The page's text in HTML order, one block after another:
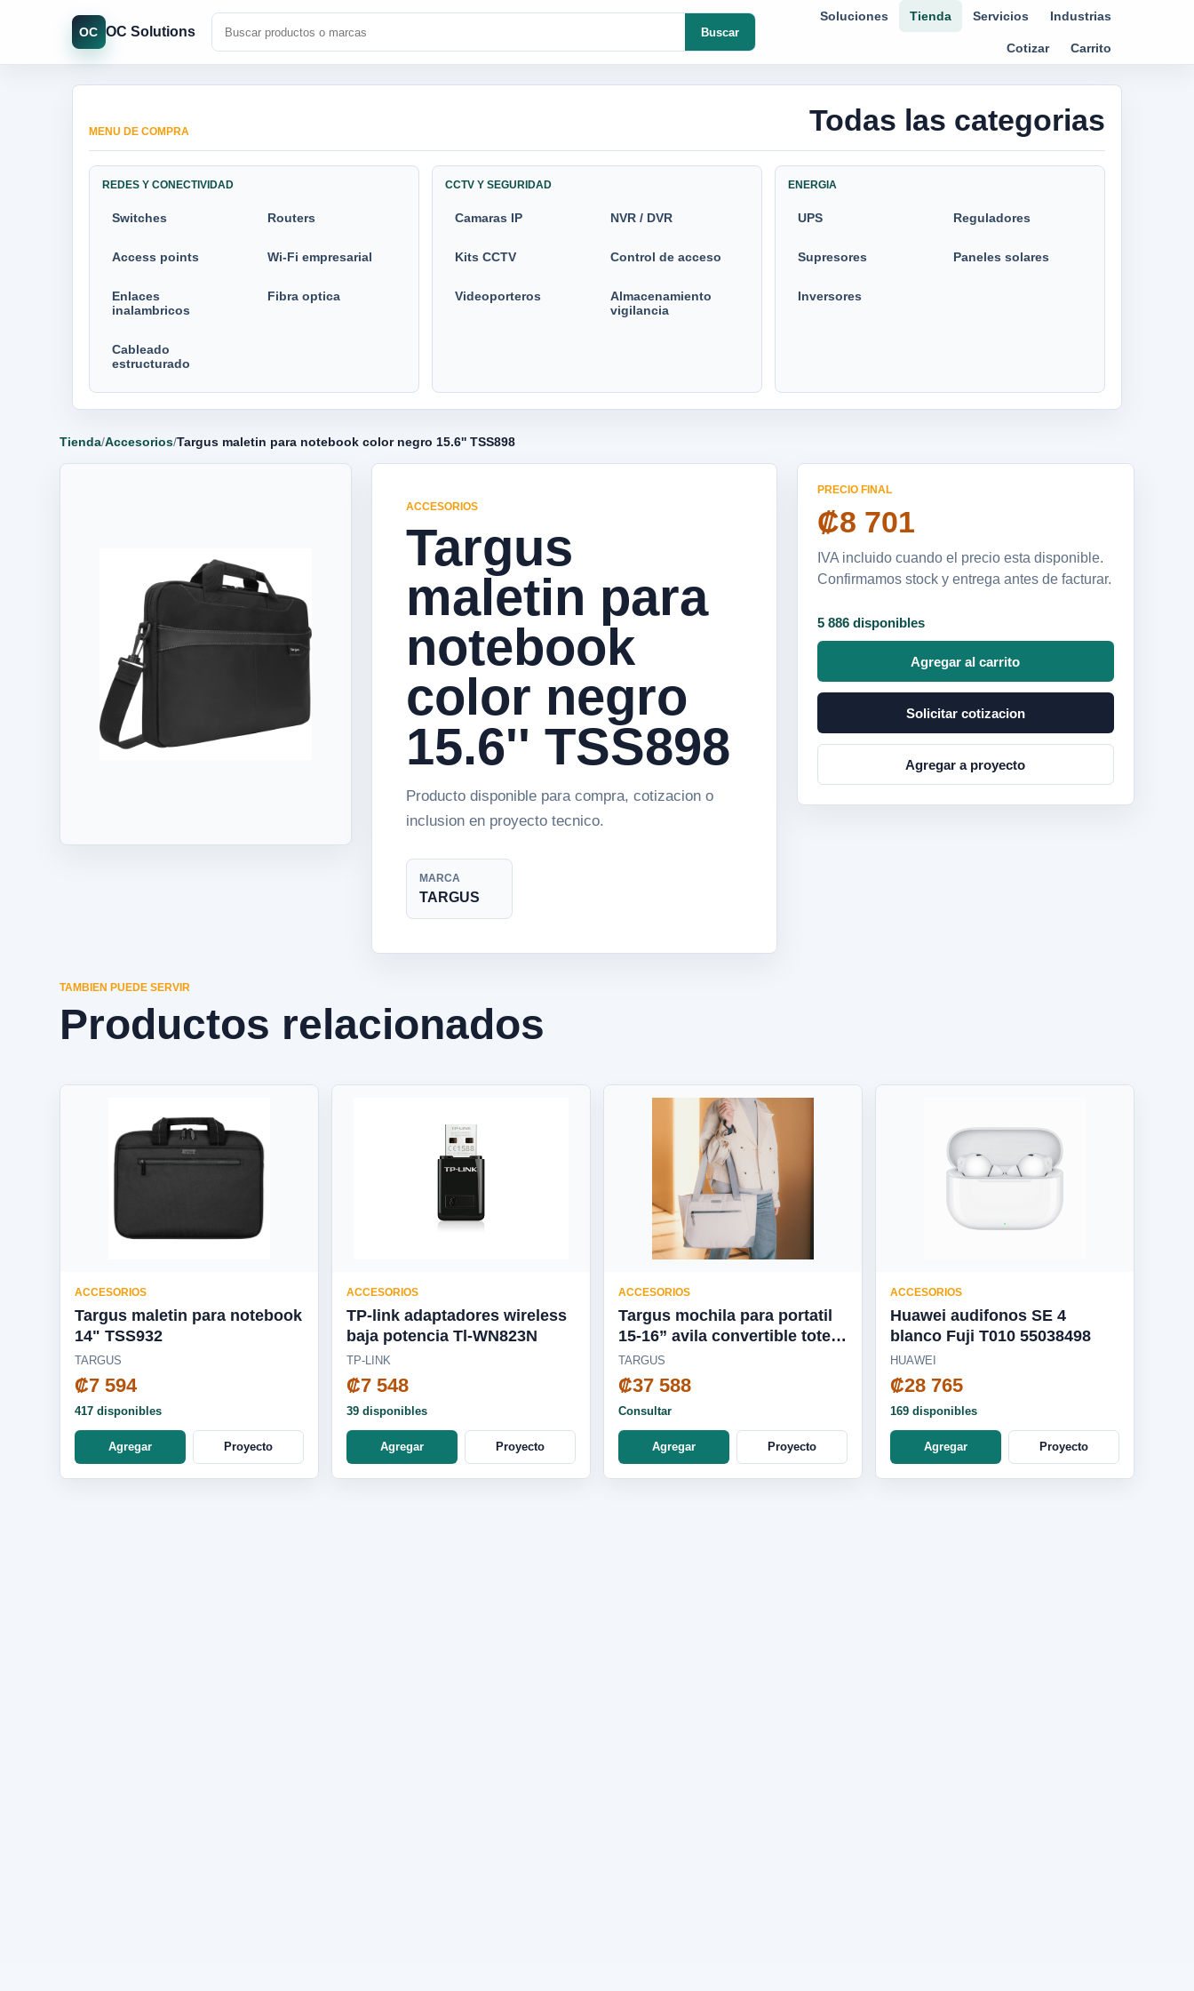
OC OC Solutions Buscar
Soluciones Tienda Servicios Industrias
Cotizar Carrito
MENU DE COMPRA Todas las categorias
REDES Y CONECTIVIDAD
Switches Routers
Access points Wi-Fi empresarial
Enlaces
inalambricos
Fibra optica
Cableado
estructurado
CCTV Y SEGURIDAD
Camaras IP NVR / DVR
Kits CCTV Control de acceso
Videoporteros
Almacenamiento
vigilancia
ENERGIA
UPS Reguladores
Supresores Paneles solares
Inversores
Tienda/Accesorios/Targus maletin para notebook color negro 15.6'' TSS898
ACCESORIOS
Targus
maletin para
notebook
color negro
15.6'' TSS898
Producto disponible para compra, cotizacion o
inclusion en proyecto tecnico.
MARCA
TARGUS
PRECIO FINAL
₡8 701
IVA incluido cuando el precio esta disponible.
Confirmamos stock y entrega antes de facturar.
5 886 disponibles
Agregar al carrito
Solicitar cotizacion
Agregar a proyecto
TAMBIEN PUEDE SERVIR
Productos relacionados
ACCESORIOS
Targus maletin para notebook
14" TSS932
TARGUS
₡7 594
417 disponibles
Agregar Proyecto
ACCESORIOS
TP-link adaptadores wireless
baja potencia Tl-WN823N
TP-LINK
₡7 548
39 disponibles
Agregar Proyecto
ACCESORIOS
Targus mochila para portatil
15-16” avila convertible tote
roble frances - TBA00113GL
TARGUS
₡37 588
Consultar
Agregar Proyecto
ACCESORIOS
Huawei audifonos SE 4
blanco Fuji T010 55038498
HUAWEI
₡28 765
169 disponibles
Agregar Proyecto